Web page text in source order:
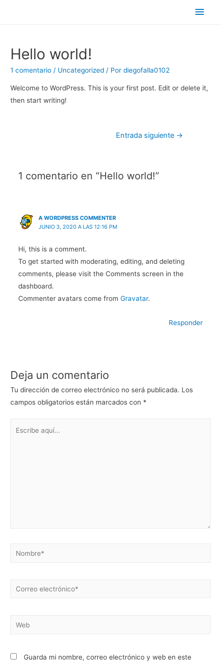
Hello world!
1 comentario / Uncategorized / Pordiegofalla0102
Welcome to WordPress. This is your first post. Edit or delete it,
then start writing!
Entrada siguiente →
1 comentario en “Hello world!”
A WORDPRESS COMMENTER
JUNIO 3, 2020 A LAS 12:16 PM
Hi, this is a comment.
To get started with moderating, editing, and deleting
comments, please visit the Comments screen in the
dashboard.
Commenter avatars come from Gravatar.
Responder
Deja un comentario
Tu dirección de correo electrónico no será publicada. Los
campos obligatorios están marcados con *
Nombre*
Correo
Web
Guarda mi nombre, correo electrónico y web en este